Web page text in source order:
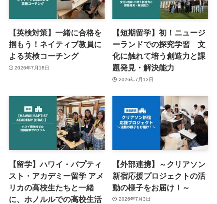
【英検対策】一緒に合格を
掴もう！ネイティブ教員に
よる英検コーチング
2026年7月18日
【短期留学】初！ニュージ
ーランドでの探究学習 文
化に触れて培う創造力と課
題発見・解決能力
2026年7月13日
【留学】ハワイ・バプティ
スト・アカデミー留学 アメ
リカの高校生たちと一緒
に、ホノルルでの高校生活
【外部連携】～クリアソン
新宿応援プロジェクトの活
動の様子をお届け！～
2026年7月3日